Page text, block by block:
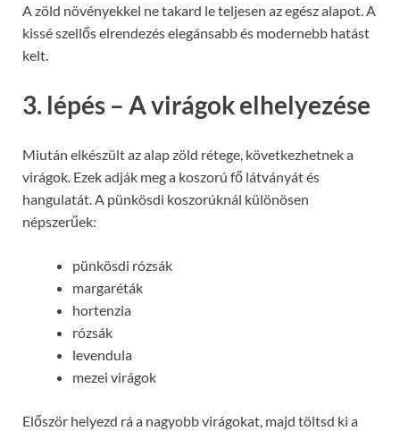
A zöld növényekkel ne takard le teljesen az egész alapot. A
kissé szellős elrendezés elegánsabb és modernebb hatást
kelt.
3. lépés – A virágok elhelyezése
Miután elkészült az alap zöld rétege, következhetnek a
virágok. Ezek adják meg a koszorú fő látványát és
hangulatát. A pünkösdi koszorúknál különösen
népszerűek:
pünkösdi rózsák
margaréták
hortenzia
rózsák
levendula
mezei virágok
Először helyezd rá a nagyobb virágokat, majd töltsd ki a